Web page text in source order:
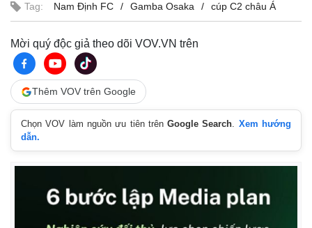
Tag: Nam Định FC Gamba Osaka cúp C2 châu Á
Mời quý độc giả theo dõi VOV.VN trên
Thêm VOV trên Google
Chọn VOV làm nguồn ưu tiên trênGoogle Search. Xem hướng
dẫn.